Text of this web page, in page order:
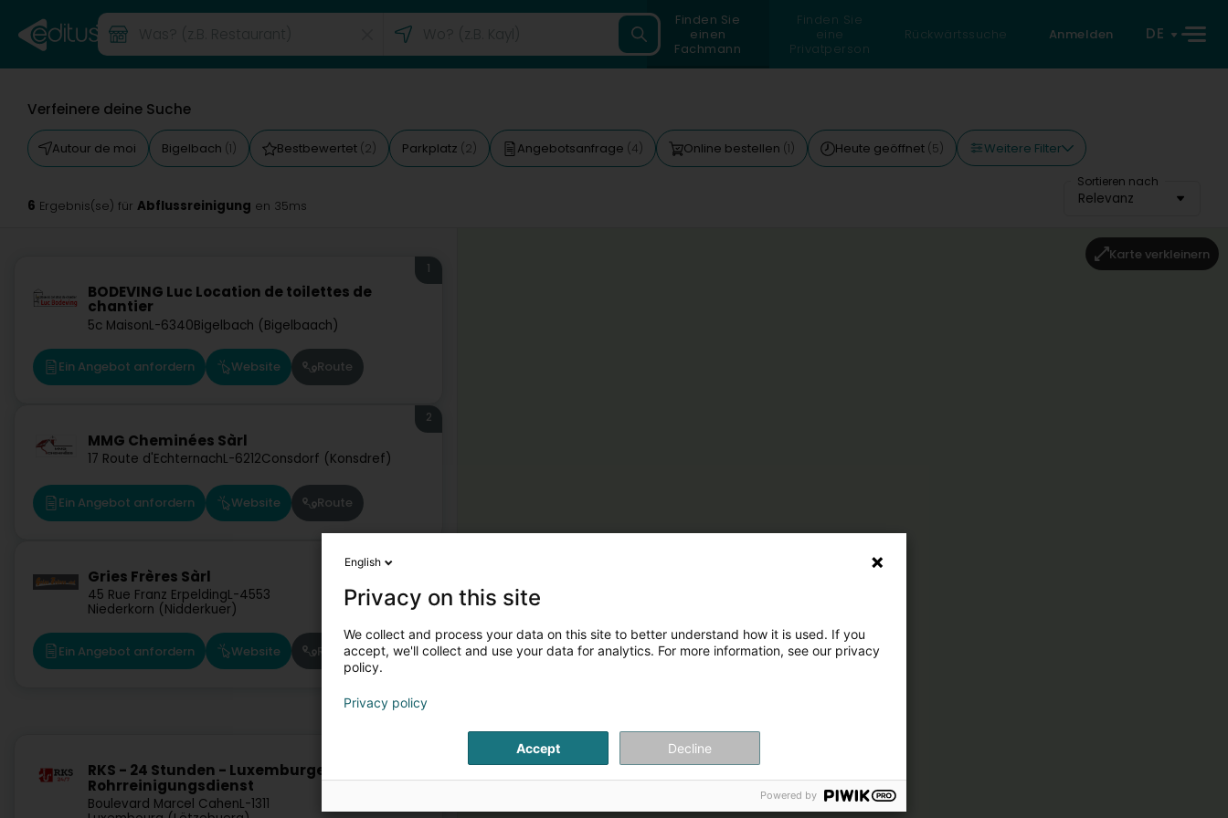
Finden Sie
einen
Fachmann
Finden Sie
eine
Privatperson
Rückwärtssuche Anmelden DE
Verfeinere deine Suche
Autour de moi Bigelbach (1) Bestbewertet (2) Parkplatz (2) Angebotsanfrage (4) Online bestellen (1) Heute geöffnet (5) Weitere Filter
Sortieren nach
Relevanz
6 Ergebnis(se) für Abflussreinigung en 35ms
BODEVING Luc Location de toilettes de
chantier
5c MaisonL-6340Bigelbach (Bigelbaach)
1
Ein Angebot anfordern Website Route
MMG Cheminées Sàrl
17 Route d'EchternachL-6212Consdorf (Konsdref)
2
Ein Angebot anfordern Website Route
Gries Frères Sàrl
45 Rue Franz ErpeldingL-4553
Niederkorn (Nidderkuer)
Ein Angebot anfordern Website Route
RKS - 24 Stunden - Luxemburger Kanal-und
Rohrreinigungsdienst
Boulevard Marcel CahenL-1311
Karte verkleinern
English
Privacy on this site
We collect and process your data on this site to better understand how it is used. If you
accept, we'll collect and use your data for analytics. For more information, see our privacy
policy.
Privacy policy
Accept Decline
Powered by